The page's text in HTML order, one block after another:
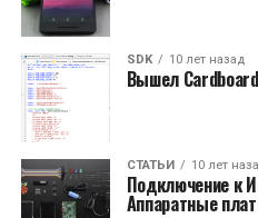
SDK 10 лет назад
Вышел
СТАТЬИ 10 лет
Подключение к
Аппаратные